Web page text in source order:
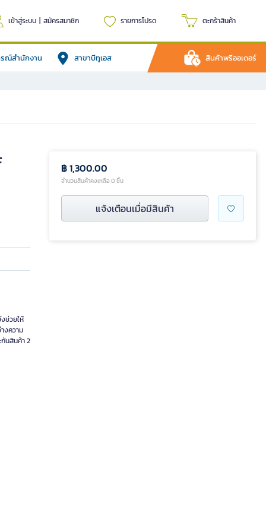
เข้าสู่ระบบ | สมัครสมาชิก รายการโปรด ตะกร้าสินค้า
รณ์สำนักงาน สาขาบีทูเอส สินค้าพรีออเดอร์
ช่วยให้
งความ
นสินค้า 2
฿ 1,300.00
จำนวนสินค้าคงเหลือ 0 ชิ้น
แจ้งเตือนเมื่อมีสินค้า